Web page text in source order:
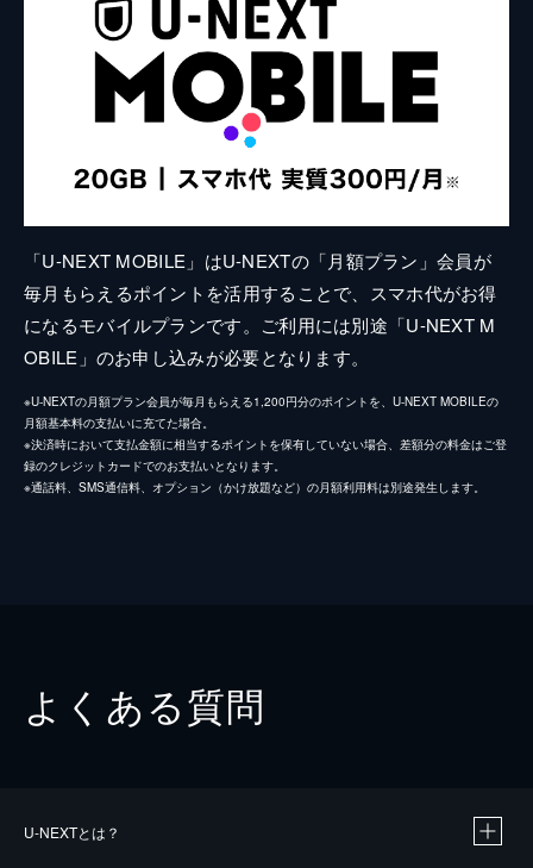
「U-NEXT MOBILE」はU-NEXTの「月額プラン」会員が
毎月もらえるポイントを活用することで、スマホ代がお得
になるモバイルプランです。ご利用には別途「U-NEXT M
OBILE」のお申し込みが必要となります。
※U-NEXTの月額プラン会員が毎月もらえる1,200円分のポイントを、U-NEXT MOBILEの
月額基本料の支払いに充てた場合。
※決済時において支払金額に相当するポイントを保有していない場合、差額分の料金はご登
録のクレジットカードでのお支払いとなります。
※通話料、SMS通信料、オプション（かけ放題など）の月額利用料は別途発生します。
よくある質問
U-NEXTとは？